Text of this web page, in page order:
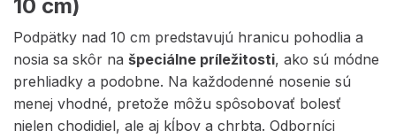
10 cm)
Podpätky nad 10 cm predstavujú hranicu pohodlia a
nosia sa skôr na špeciálne príležitosti, ako sú módne
prehliadky a podobne. Na každodenné nosenie sú
menej vhodné, pretože môžu spôsobovať bolesť
nielen chodidiel, ale aj kĺbov a chrbta. Odborníci